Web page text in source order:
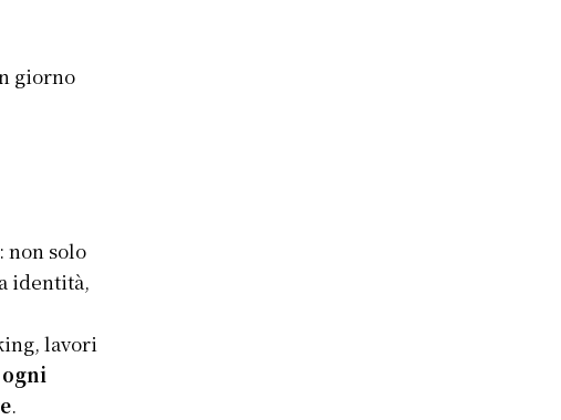
giorno
: non solo
identità,
lavori
ogni
.